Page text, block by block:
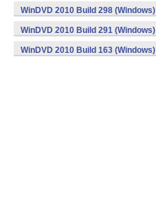
WinDVD 2010 Build 298 (Windows)
WinDVD 2010 Build 291 (Windows)
WinDVD 2010 Build 163 (Windows)